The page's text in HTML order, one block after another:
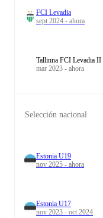
FCI Levadia
sept 2024 - ahora
Tallinna FCI Levadia II
mar 2023 - ahora
Selección nacional
Estonia U19
nov 2025 - ahora
Estonia U17
nov 2023 - oct 2024